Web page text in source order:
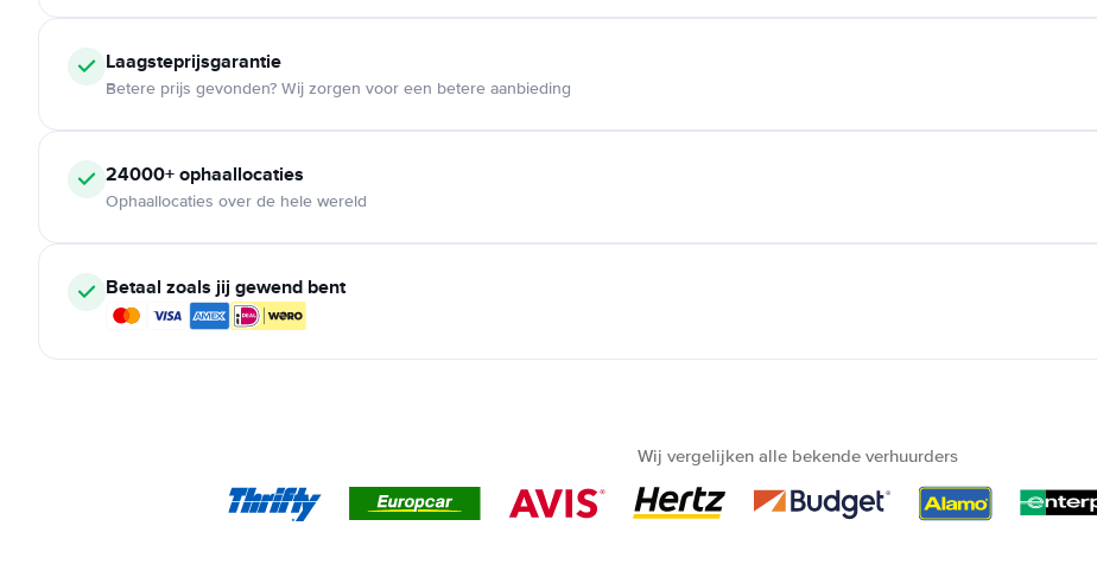
Laagsteprijsgarantie
Betere prijs gevonden? Wij zorgen voor een betere aanbieding
24000+ ophaallocaties
Ophaallocaties over de hele wereld
Betaal zoals jij gewend bent
Wij vergelijken alle bekende verhuurders